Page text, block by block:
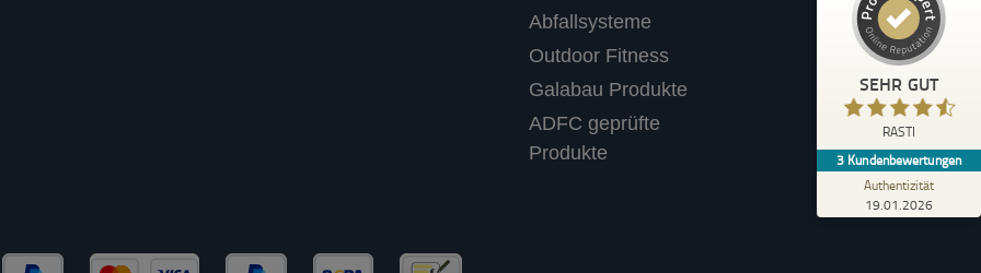
Abfallsysteme
Outdoor Fitness
Galabau Produkte
ADFC geprüfte
Produkte
SEHR GUT
RASTI
3 Kundenbewertungen
Authentizität
19.01.2026
Erfahren Sie mehr über dieses Bewertungssiegel
Anonym
Supermarkt einen Fahrradständer mit
Werbetafel gekauft.